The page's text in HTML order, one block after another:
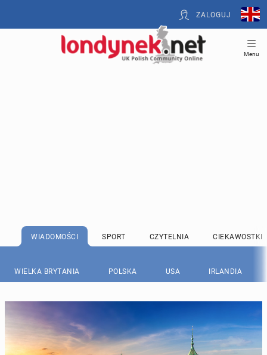
ZALOGUJ
Menu
WIADOMOŚCI SPORT CZYTELNIA CIEKAWOSTKI
WIELKA BRYTANIA POLSKA USA IRLANDIA